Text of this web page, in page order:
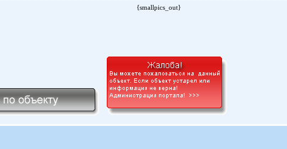
{smallpics_out}